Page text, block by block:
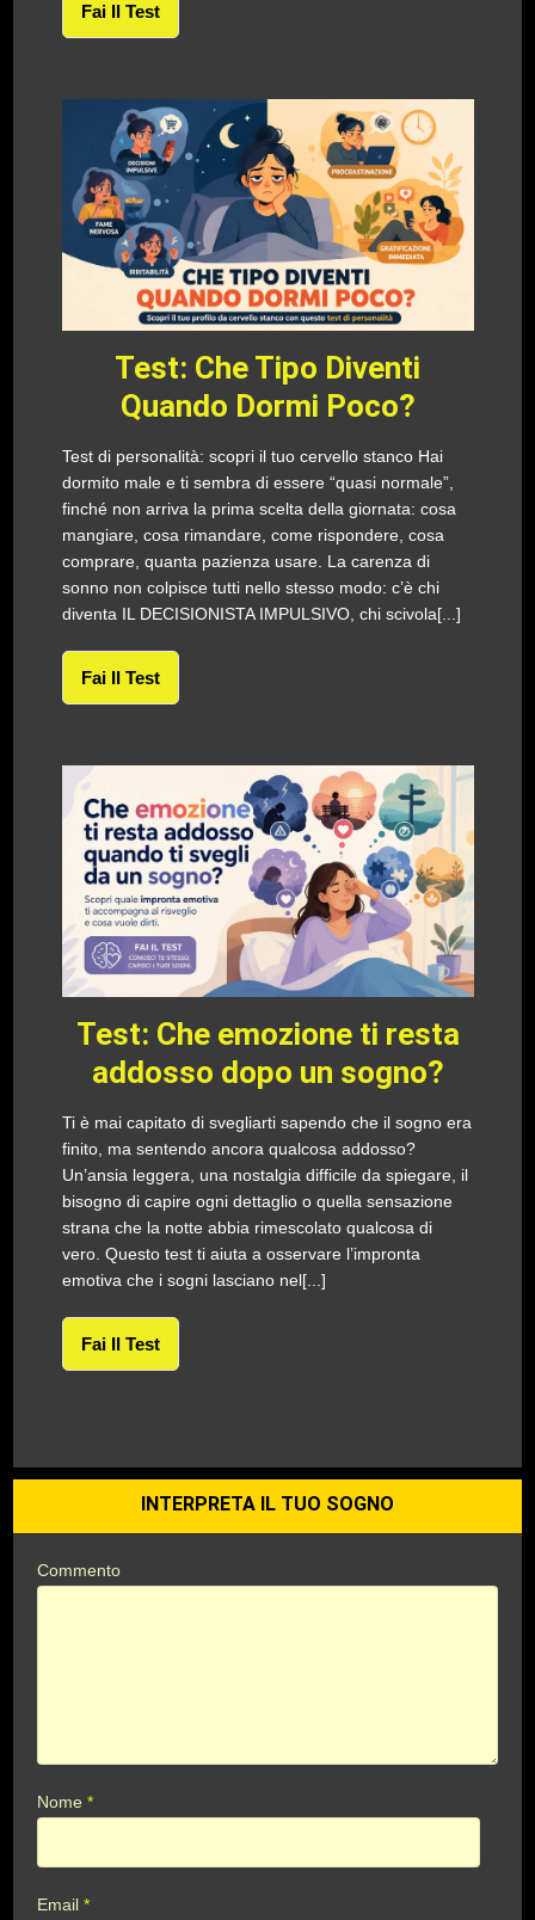
Fai Il Test
Test: Che Tipo Diventi
Quando Dormi Poco?
Test di personalità: scopri il tuo cervello stanco Hai
dormito male e ti sembra di essere “quasi normale”,
finché non arriva la prima scelta della giornata: cosa
mangiare, cosa rimandare, come rispondere, cosa
comprare, quanta pazienza usare. La carenza di
sonno non colpisce tutti nello stesso modo: c’è chi
diventa IL DECISIONISTA IMPULSIVO, chi scivola[...]
Fai Il Test
Test: Che emozione ti resta
addosso dopo un sogno?
Ti è mai capitato di svegliarti sapendo che il sogno era
finito, ma sentendo ancora qualcosa addosso?
Un’ansia leggera, una nostalgia difficile da spiegare, il
bisogno di capire ogni dettaglio o quella sensazione
strana che la notte abbia rimescolato qualcosa di
vero. Questo test ti aiuta a osservare l’impronta
emotiva che i sogni lasciano nel[...]
Fai Il Test
INTERPRETA IL TUO SOGNO
Commento
Nome*
Email*